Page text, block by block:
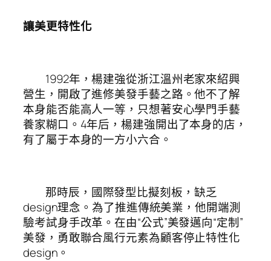
讓美更特性化
1992年，楊建強從浙江溫州老家來紹興
營生，開啟了進修美發手藝之路。他不了解
本身能否能高人一等，只想著安心學門手藝
養家糊口。4年后，楊建強開出了本身的店，
有了屬于本身的一方小六合。
那時辰，國際發型比擬刻板，缺乏
design理念。為了推進傳統美業，他開端測
驗考試身手改革。在由“公式”美發邁向“定制”
美發，勇敢聯合風行元素為顧客停止特性化
design。